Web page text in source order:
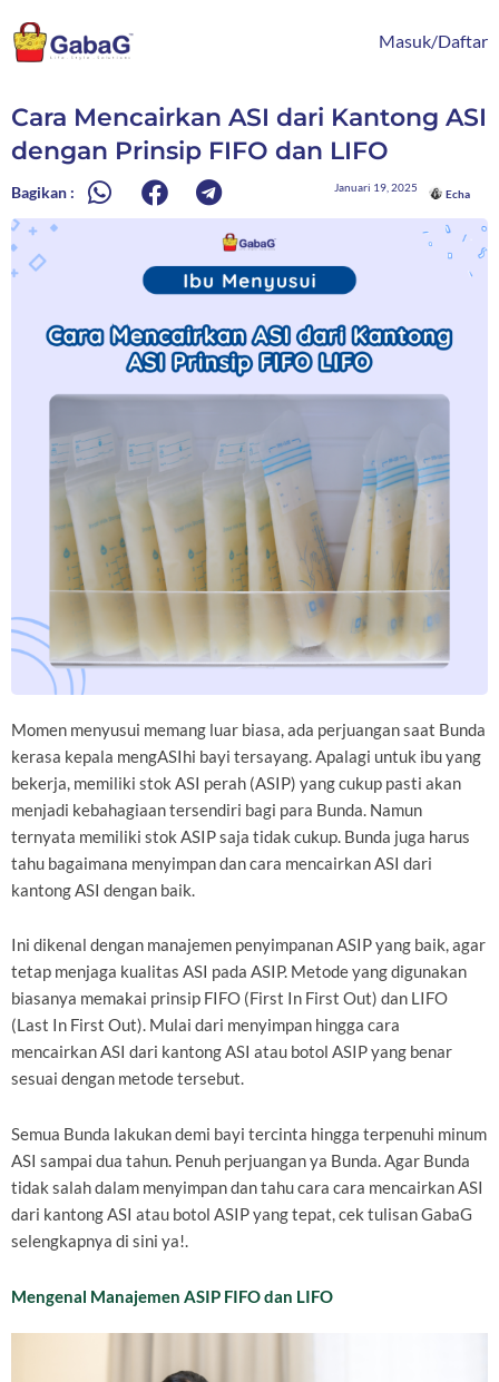
ke
konten
Masuk/Daftar
Cara Mencairkan ASI dari Kantong ASI
dengan Prinsip FIFO dan LIFO
Bagikan : Januari 19, 2025
Echa
Momen menyusui memang luar biasa, ada perjuangan saat Bunda
kerasa kepala mengASIhi bayi tersayang. Apalagi untuk ibu yang
bekerja, memiliki stok ASI perah (ASIP) yang cukup pasti akan
menjadi kebahagiaan tersendiri bagi para Bunda. Namun
ternyata memiliki stok ASIP saja tidak cukup. Bunda juga harus
tahu bagaimana menyimpan dan cara mencairkan ASI dari
kantong ASI dengan baik.
Ini dikenal dengan manajemen penyimpanan ASIP yang baik, agar
tetap menjaga kualitas ASI pada ASIP. Metode yang digunakan
biasanya memakai prinsip FIFO (First In First Out) dan LIFO
(Last In First Out). Mulai dari menyimpan hingga cara
mencairkan ASI dari kantong ASI atau botol ASIP yang benar
sesuai dengan metode tersebut.
Semua Bunda lakukan demi bayi tercinta hingga terpenuhi minum
ASI sampai dua tahun. Penuh perjuangan ya Bunda. Agar Bunda
tidak salah dalam menyimpan dan tahu cara cara mencairkan ASI
dari kantong ASI atau botol ASIP yang tepat, cek tulisan GabaG
selengkapnya di sini ya!.
Mengenal Manajemen ASIP FIFO dan LIFO